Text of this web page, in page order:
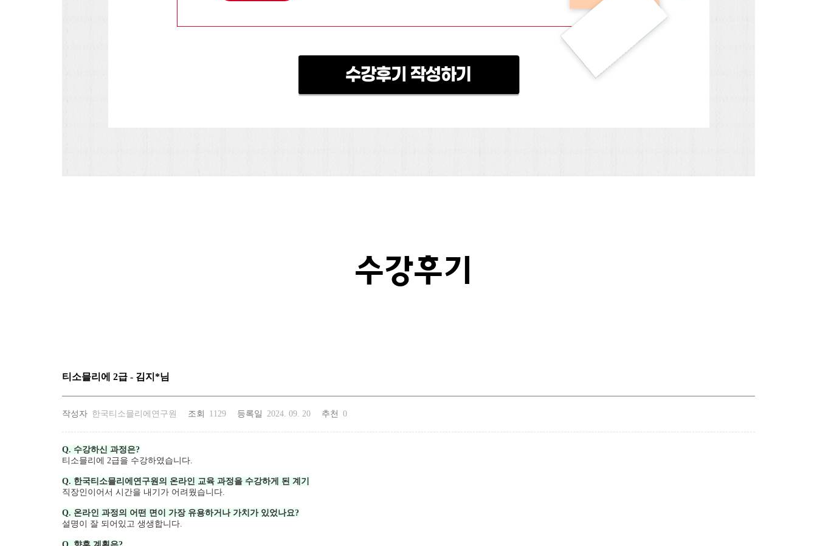
티소믈리에 2급 - 김지*님
작성자 한국티소믈리에연구원 조회 1129 등록일 2024. 09. 20 추천 0
Q. 수강하신 과정은?
티소믈리에 2급을 수강하였습니다.
Q. 한국티소믈리에연구원의 온라인 교육 과정을 수강하게 된 계기
직장인이어서 시간을 내기가 어려웠습니다.
Q. 온라인 과정의 어떤 면이 가장 유용하거나 가치가 있었나요?
설명이 잘 되어있고 생생합니다.